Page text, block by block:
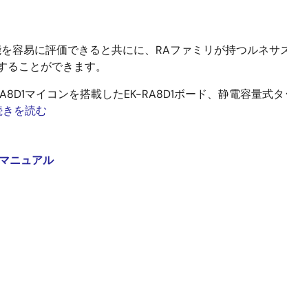
容易に評価できると共にに、RAファミリが持つルネサ
ことができます。
マイコンを搭載したEK-RA8D1ボード、静電容量式
きを読む
ニュアル